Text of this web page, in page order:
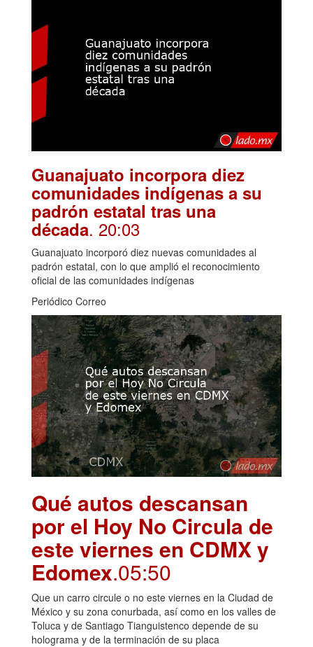
Guanajuato incorpora diez
comunidades indígenas a su
padrón estatal tras una
década. 20:03
Guanajuato incorporó diez nuevas comunidades al
padrón estatal, con lo que amplió el reconocimiento
oficial de las comunidades indígenas
Periódico Correo
Qué autos descansan
por el Hoy No Circula de
este viernes en CDMX y
Edomex.05:50
Que un carro circule o no este viernes en la Ciudad de
México y su zona conurbada, así como en los valles de
Toluca y de Santiago Tianguistenco depende de su
holograma y de la terminación de su placa